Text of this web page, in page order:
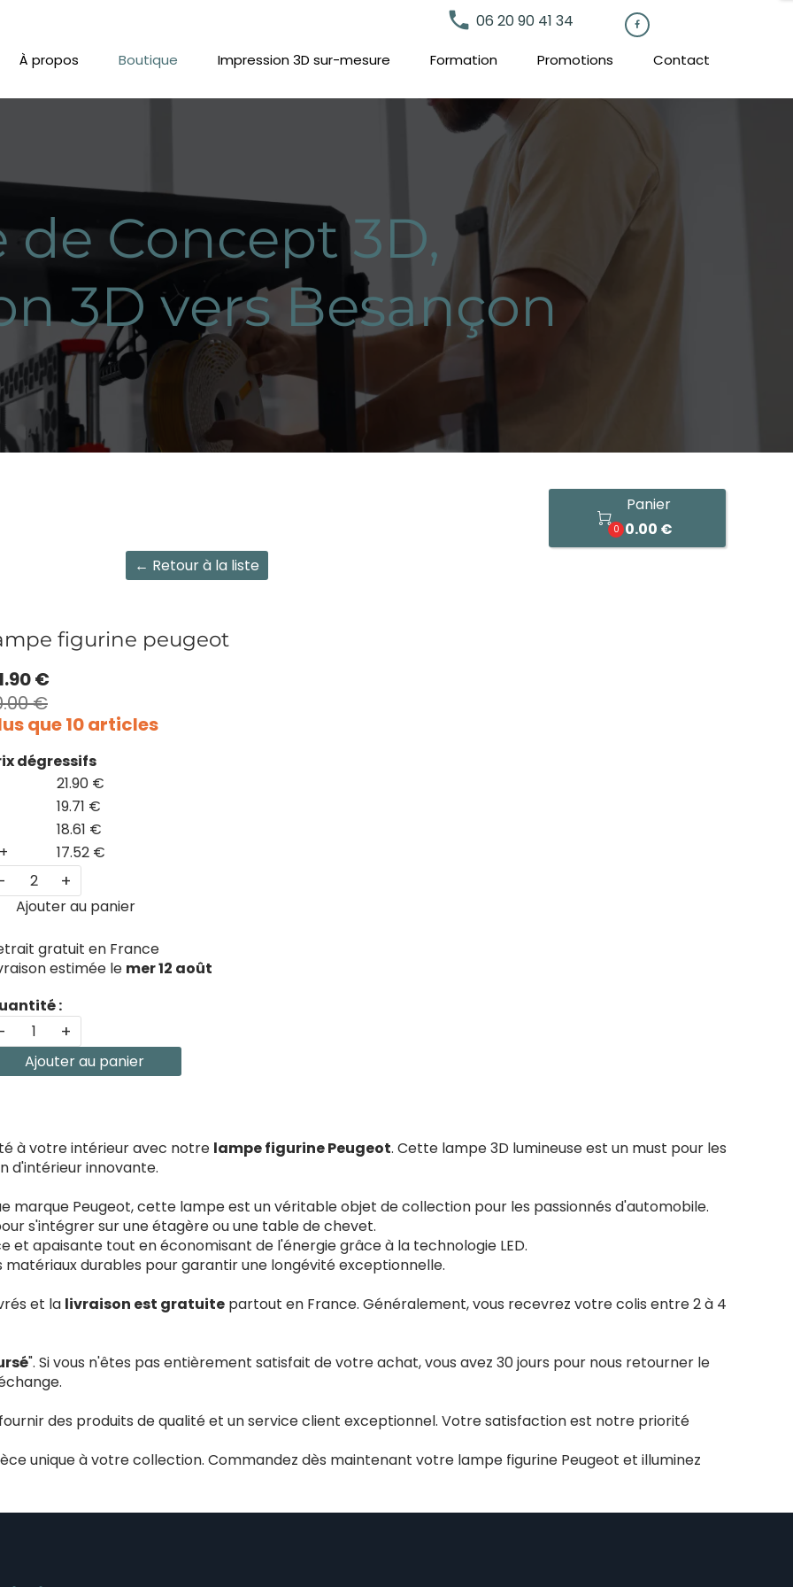
À propos Boutique Impression 3D sur-mesure Formation Promotions Contact
local_phone 06 20 90 41 34 
Concept 3D,
3D vers Besançon

0
Panier
0.00 €
← Retour à la liste
figurine peugeot
€
€
que 10 articles
dégressifs
21.90 €
19.71 €
18.61 €
17.52 €
+
Ajouter au panier
gratuit en France
estimée le mer 12 août
:
+
Ajouter au panier
à votre intérieur avec notre lampe figurine Peugeot. Cette lampe 3D lumineuse est un must pour les
d'intérieur innovante.
marque Peugeot, cette lampe est un véritable objet de collection pour les passionnés d'automobile.
s'intégrer sur une étagère ou une table de chevet.
et apaisante tout en économisant de l'énergie grâce à la technologie LED.
matériaux durables pour garantir une longévité exceptionnelle.
et la livraison est gratuite partout en France. Généralement, vous recevrez votre colis entre 2 à 4
". Si vous n'êtes pas entièrement satisfait de votre achat, vous avez 30 jours pour nous retourner le
des produits de qualité et un service client exceptionnel. Votre satisfaction est notre priorité
unique à votre collection. Commandez dès maintenant votre lampe figurine Peugeot et illuminez